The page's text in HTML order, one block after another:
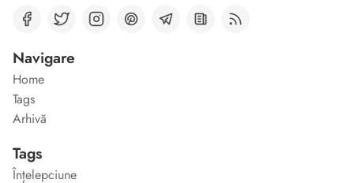
Navigare
Home
Tags
Arhivă
Tags
Înțelepciune